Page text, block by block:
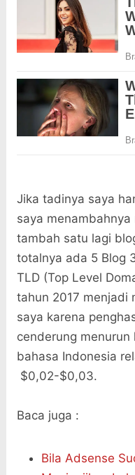
Jika tadinya saya
saya
tambah satu lagi
totalnya ada 5 Blog
TLD (Top Level
tahun 2017 menjadi
saya karena
cenderung menurun
bahasa Indonesia
$0,02-$0,03.
Baca juga :
Bila Adsense